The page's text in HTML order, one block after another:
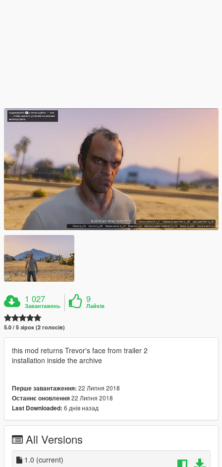
1 027
Завантажень
9
Лайків
5.0 / 5 зірок (2 голосів)
this mod returns Trevor's face from trailer 2
installation inside the archive
Перше завантаження: 22 Липня 2018
Останнє оновлення22 Липня 2018
Last Downloaded: 6 днів назад
All Versions
1.0 (current)